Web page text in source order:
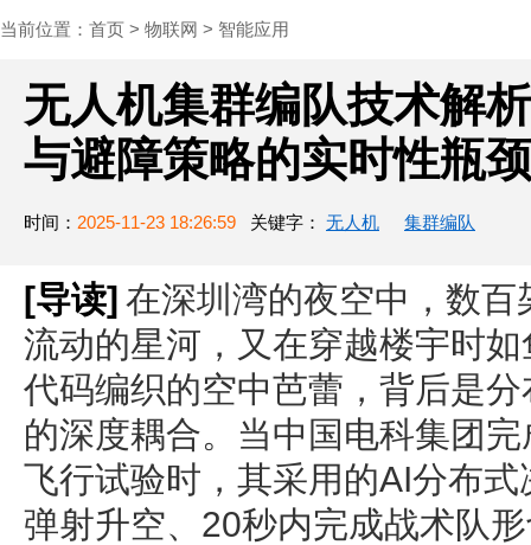
当前位置： 首页 > 物联网 > 智能应用
无人机集群编队技术解
与避障策略的实时性瓶颈
时间： 2025-11-23 18:26:59 关键字： 无人机 集群编队
[导读] 在深圳湾的夜空中，数
流动的星河，又在穿越楼宇时
代码编织的空中芭蕾，背后是
的深度耦合。当中国电科集团
飞行试验时，其采用的AI分布
弹射升空、20秒内完成战术队